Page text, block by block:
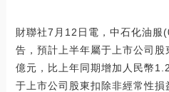
財聯社7月12日電，中石化油
告，預計上半年屬于上市公司
億元，比上年同期增加人民幣
于上市公司股東扣除非經常性